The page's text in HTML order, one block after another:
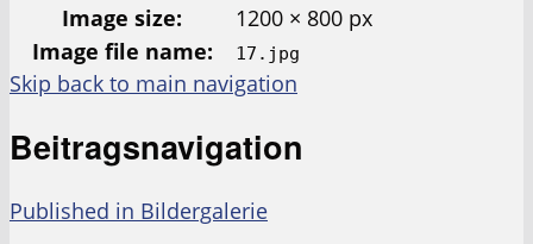
Image size:
1200 × 800 px
Image file name:
17.jpg
Skip back to main navigation
Beitragsnavigation
Published in Bildergalerie